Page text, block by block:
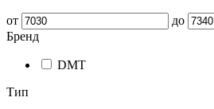
от до
Бренд
DMT
Тип